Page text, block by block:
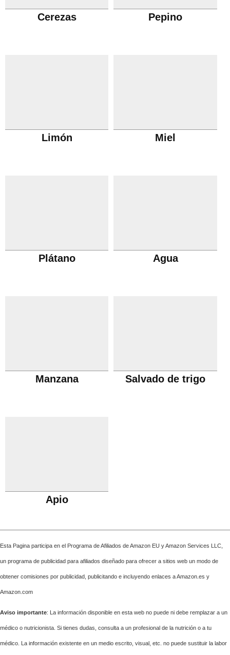
Cerezas Pepino
Limón Miel
Plátano Agua
Manzana Salvado de trigo
Apio
Esta Pagina participa en el Programa de Afiliados de Amazon EU y Amazon Services LLC,
un programa de publicidad para afiliados diseñado para ofrecer a sitios web un modo de
obtener comisiones por publicidad, publicitando e incluyendo enlaces a Amazon.es y
Amazon.com
Aviso importante: La información disponible en esta web no puede ni debe remplazar a un
médico o nutricionista. Si tienes dudas, consulta a un profesional de la nutrición o a tu
médico. La información existente en un medio escrito, visual, etc. no puede sustituir la labor